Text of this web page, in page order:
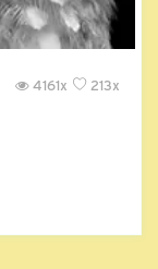
213x
4161x